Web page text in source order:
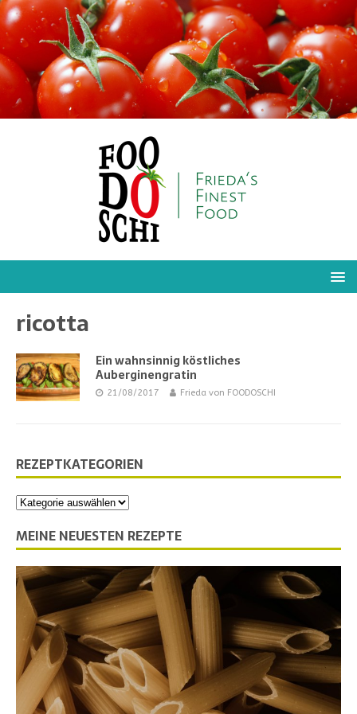
ricotta
Ein wahnsinnig köstliches
Auberginengratin
21/08/2017 Frieda von FOODOSCHI
REZEPTKATEGORIEN
MEINE NEUESTEN REZEPTE